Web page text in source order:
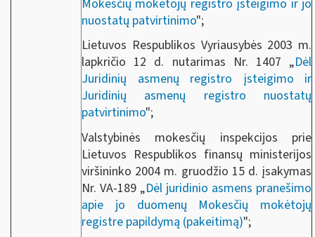
Mokesčių mokėtojų registro įsteigimo ir jo
nuostatų patvirtinimo";
Lietuvos Respublikos Vyriausybės 2003 m.
lapkričio 12 d. nutarimas Nr. 1407 „Dėl
Juridinių asmenų registro įsteigimo ir
Juridinių asmenų registro nuostatų
patvirtinimo";
Valstybinės mokesčių inspekcijos prie
Lietuvos Respublikos finansų ministerijos
viršininko 2004 m. gruodžio 15 d. įsakymas
Nr. VA-189 „Dėl juridinio asmens pranešimo
apie jo duomenų Mokesčių mokėtojų
registre papildymą (pakeitimą)";